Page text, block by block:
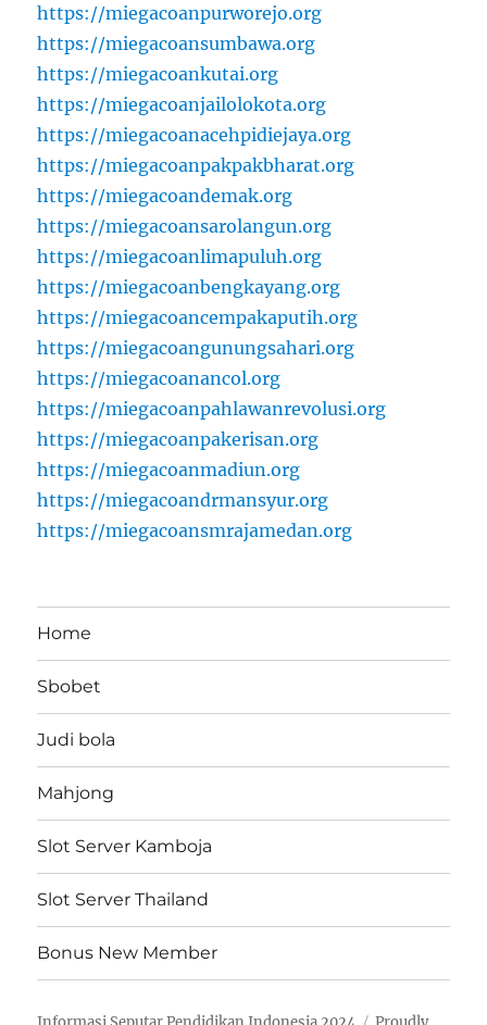
https://miegacoanpurworejo.org
https://miegacoansumbawa.org
https://miegacoankutai.org
https://miegacoanjailolokota.org
https://miegacoanacehpidiejaya.org
https://miegacoanpakpakbharat.org
https://miegacoandemak.org
https://miegacoansarolangun.org
https://miegacoanlimapuluh.org
https://miegacoanbengkayang.org
https://miegacoancempakaputih.org
https://miegacoangunungsahari.org
https://miegacoanancol.org
https://miegacoanpahlawanrevolusi.org
https://miegacoanpakerisan.org
https://miegacoanmadiun.org
https://miegacoandrmansyur.org
https://miegacoansmrajamedan.org
Home
Sbobet
Judi bola
Mahjong
Slot Server Kamboja
Slot Server Thailand
Bonus New Member